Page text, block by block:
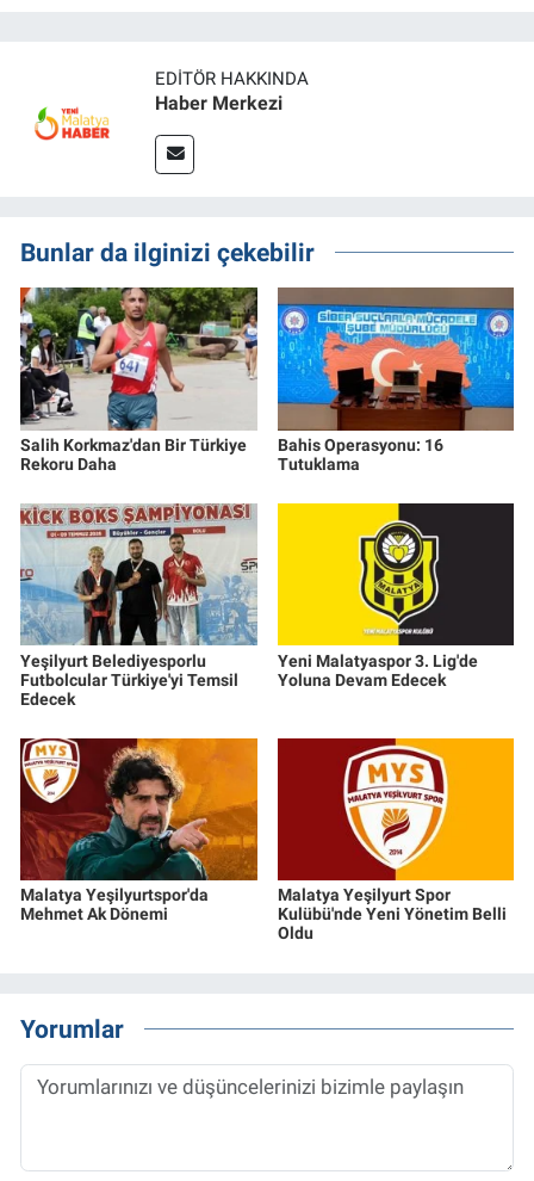
EDITÖR HAKKINDA
Haber Merkezi
Bunlar da ilginizi çekebilir
Salih Korkmaz'dan Bir Türkiye
Rekoru Daha
Bahis Operasyonu: 16
Tutuklama
Yeşilyurt Belediyesporlu
Futbolcular Türkiye'yi Temsil
Edecek
Yeni Malatyaspor 3. Lig'de
Yoluna Devam Edecek
Malatya Yeşilyurtspor'da
Mehmet Ak Dönemi
Malatya Yeşilyurt Spor
Kulübü'nde Yeni Yönetim Belli
Oldu
Yorumlar